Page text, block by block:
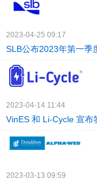
2023-04-25 09:17
SLB公布2023年第一季
2023-04-14 11:44
VinES 和 Li-Cycle 宣布
2023-03-13 09:59